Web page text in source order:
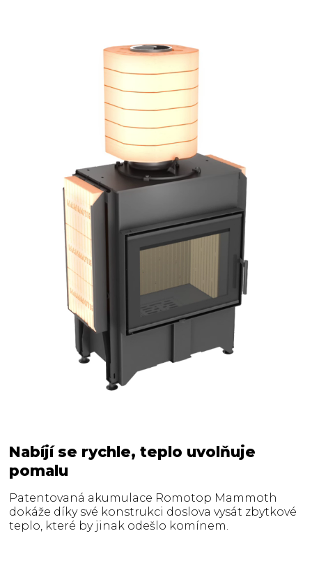
Nabíjí se rychle, teplo uvolňuje
pomalu
Patentovaná akumulace Romotop Mammoth
dokáže díky své konstrukci doslova vysát zbytkové
teplo, které by jinak odešlo komínem.